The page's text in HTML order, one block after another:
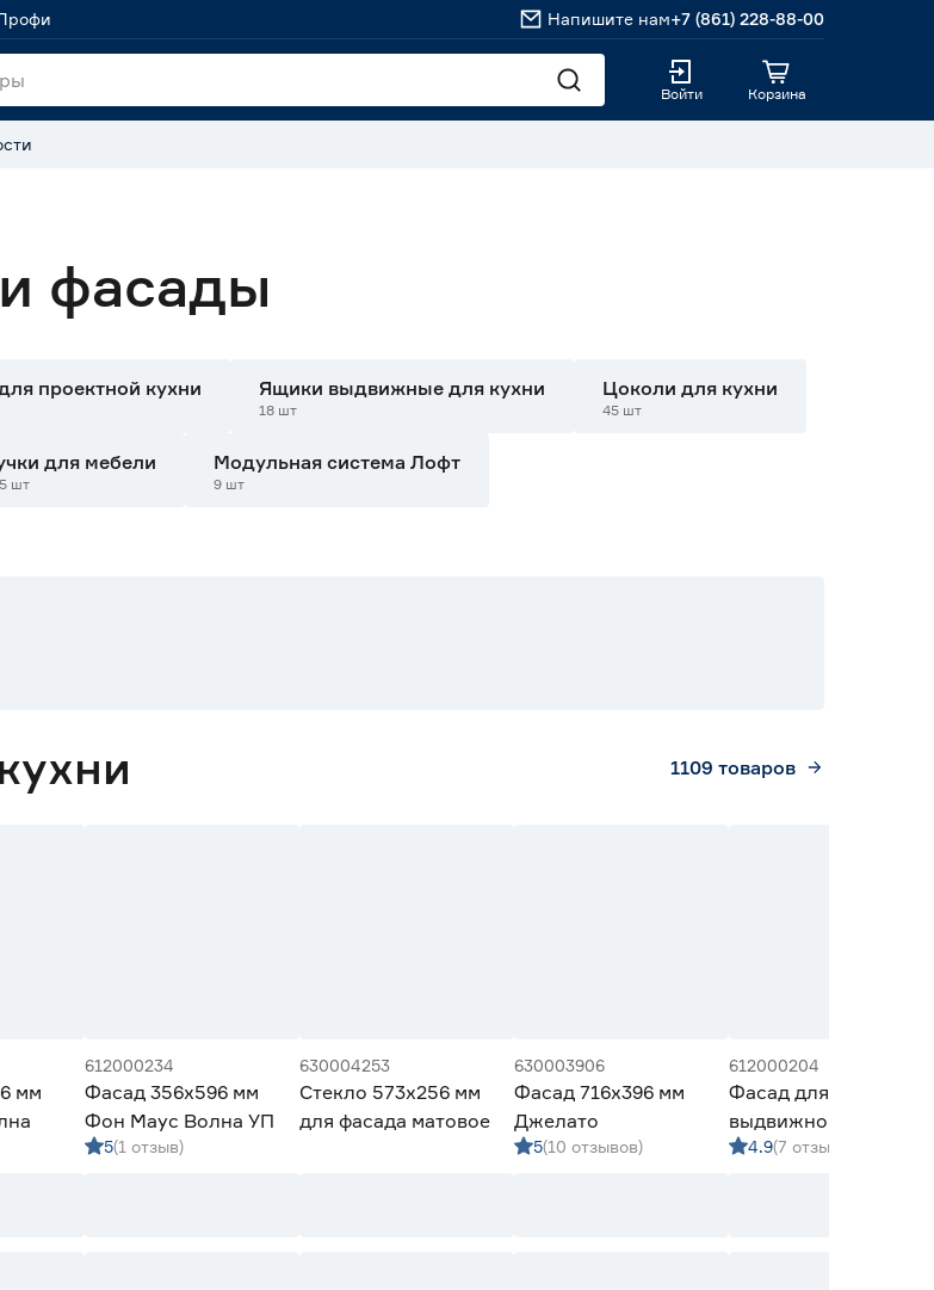
Напишите нам+7 (861) 228-88-00
Войти Корзина
фасады
проектной кухни Ящики выдвижные для кухни
18 шт
Цоколи для кухни
45 шт
для мебели
шт
Модульная система Лофт
9 шт
1109 товаров
мм
612000234
Фасад 356х596 мм
Фон Маус Волна УП
5(1 отзыв)
630004253
Стекло 573х256 мм
для фасада матовое
630003906
Фасад 716х396 мм
Джелато
5(10 отзывов)
612000204
Фасад для
выдвижного ящика
116х446 мм Плано
4.9(7 отзывов)